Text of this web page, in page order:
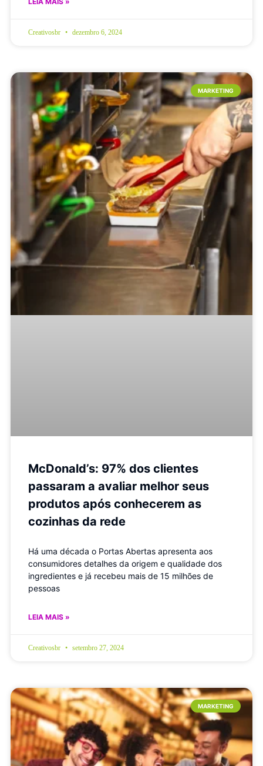
Creativosbr dezembro 6, 2024
MARKETING
McDonald’s: 97% dos clientes
passaram a avaliar melhor seus
produtos após conhecerem as
cozinhas da rede
Há uma década o Portas Abertas apresenta aos
consumidores detalhes da origem e qualidade dos
ingredientes e já recebeu mais de 15 milhões de
pessoas
LEIA MAIS »
Creativosbr setembro 27, 2024
MARKETING